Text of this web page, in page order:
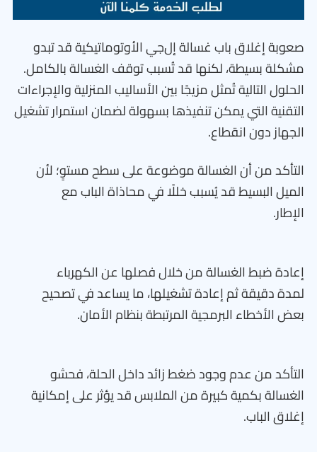
صعوبة إغلاق باب غسالة إل‌جي الأوتوماتيكية قد تبدو
مشكلة بسيطة، لكنها قد تُسبب توقف الغسالة بالكامل.
الحلول التالية تُمثل مزيجًا بين الأساليب المنزلية والإجراءات
التقنية التي يمكن تنفيذها بسهولة لضمان استمرار تشغيل
الجهاز دون انقطاع.
التأكد من أن الغسالة موضوعة على سطح مستوٍ؛ لأن
الميل البسيط قد يُسبب خللًا في محاذاة الباب مع
الإطار.
إعادة ضبط الغسالة من خلال فصلها عن الكهرباء
لمدة دقيقة ثم إعادة تشغيلها، ما يساعد في تصحيح
بعض الأخطاء البرمجية المرتبطة بنظام الأمان.
التأكد من عدم وجود ضغط زائد داخل الحلة، فحشو
الغسالة بكمية كبيرة من الملابس قد يؤثر على إمكانية
إغلاق الباب.